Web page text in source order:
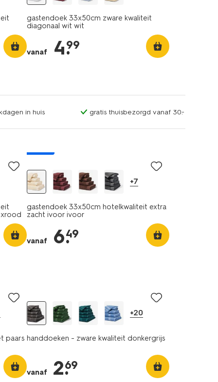
gastendoek 33x50cm zware kwaliteit
diagonaal wit wit
vanaf 4.
99
in huis gratis thuisbezorgd vanaf 30.-
+7
gastendoek 33x50cm hotelkwaliteit extra
zacht ivoor ivoor
vanaf 6.
49
paars
+20
handdoeken - zware kwaliteit donkergrijs
vanaf 2.
69